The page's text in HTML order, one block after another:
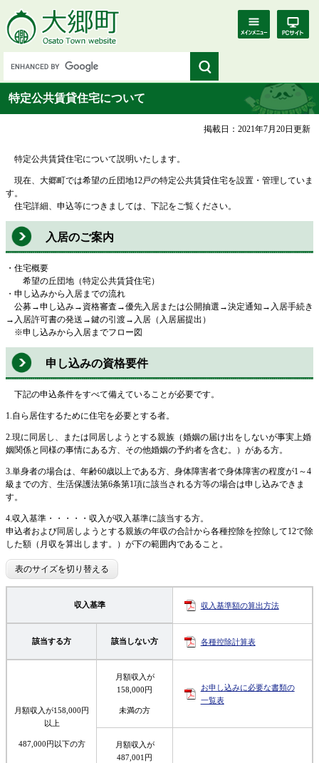
特定公共賃貸住宅について
掲載日：2021年7月20日更新
特定公共賃貸住宅について説明いたします。
現在、大郷町では希望の丘団地12戸の特定公共賃貸住宅を設置・管理していま
す。
住宅詳細、申込等につきましては、下記をご覧ください。
入居のご案内
・住宅概要
希望の丘団地（特定公共賃貸住宅）
・申し込みから入居までの流れ
公募→申し込み→資格審査→優先入居または公開抽選→決定通知→入居手続き
→入居許可書の発送→鍵の引渡→入居（入居届提出）
※申し込みから入居までフロー図
申し込みの資格要件
下記の申込条件をすべて備えていることが必要です。
1.自ら居住するために住宅を必要とする者。
2.現に同居し、または同居しようとする親族（婚姻の届け出をしないが事実上婚
姻関係と同様の事情にある方、その他婚姻の予約者を含む。）がある方。
3.単身者の場合は、年齢60歳以上である方、身体障害者で身体障害の程度が1～4
級までの方、生活保護法第6条第1項に該当される方等の場合は申し込みできま
す。
4.収入基準・・・・・収入が収入基準に該当する方。
申込者および同居しようとする親族の年収の合計から各種控除を控除して12で除
した額（月収を算出します。）が下の範囲内であること。
表のサイズを切り替える
収入基準 収入基準額の算出方法
該当する方 該当しない方 各種控除計算表
月額収入が158,000円
以上
487,000円以下の方
月額収入が
158,000円
未満の方
お申し込みに必要な書類の
一覧表
月額収入が
487,001円